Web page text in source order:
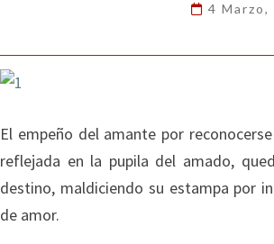
4
El empeño del amante por
reflejada en la pupila del amado,
destino, maldiciendo su estampa por
de amor.